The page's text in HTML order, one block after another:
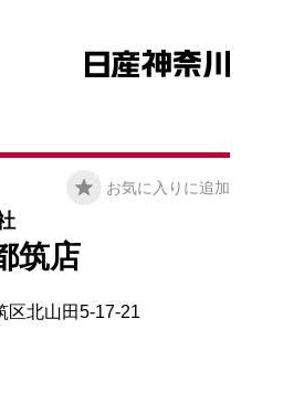
お気に入りに追加
筑店
区北山田5-17-21